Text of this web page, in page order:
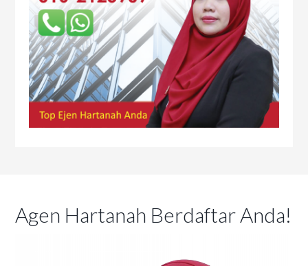
Agen Hartanah Berdaftar Anda!